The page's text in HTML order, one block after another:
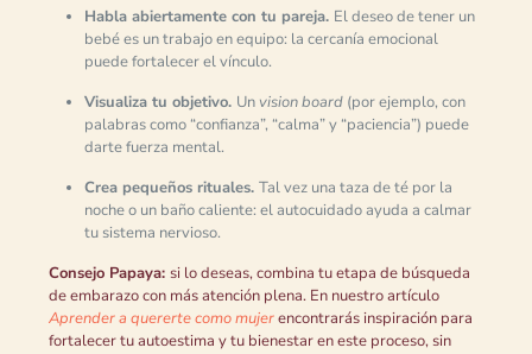
Habla abiertamente con tu pareja. El deseo de tener un
bebé es un trabajo en equipo: la cercanía emocional
puede fortalecer el vínculo.
Visualiza tu objetivo. Un vision board(por ejemplo, con
palabras como “confianza”, “calma” y “paciencia”) puede
darte fuerza mental.
Crea pequeños rituales. Tal vez una taza de té por la
noche o un baño caliente: el autocuidado ayuda a calmar
tu sistema nervioso.
Consejo Papaya: si lo deseas, combina tu etapa de búsqueda
de embarazo con más atención plena. En nuestro artículo
Aprender a quererte como mujerencontrarás inspiración para
fortalecer tu autoestima y tu bienestar en este proceso, sin